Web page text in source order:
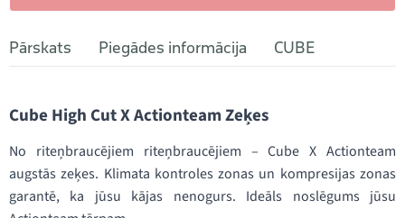
Pārskats Piegādes informācija CUBE
Cube High Cut X Actionteam Zeķes
No riteņbraucējiem riteņbraucējiem – Cube X Actionteam
augstās zeķes. Klimata kontroles zonas un kompresijas zonas
garantē, ka jūsu kājas nenogurs. Ideāls noslēgums jūsu